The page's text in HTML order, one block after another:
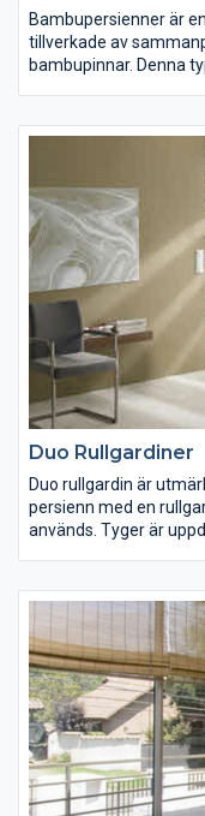
Bambupersienner är
tillverkade av
bambupinnar. Denna
motsvarande
uppdragen persienn
Duo Rullgardiner
Duo rullgardin är
persienn med en
används. Tyger är
positioner i
insyn med bibehållen
ljusdämpande effekt.
då blir fönstret helt
stora ytor och tack
gardinens funktion
Persiennbutiken denna produkt med
från en vanlig kul
fjärrkontroll.